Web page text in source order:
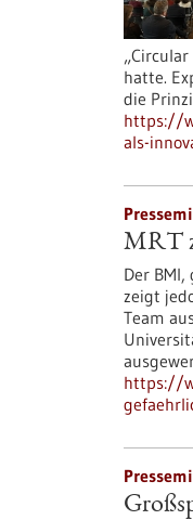
hatte.
die
https://
als-
MRT
Der
zeigt
Team
https://